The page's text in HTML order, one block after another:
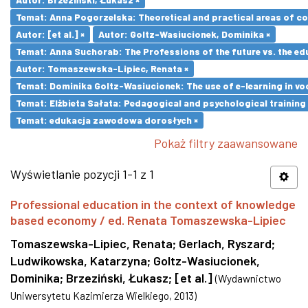
Temat: Anna Pogorzelska: Theoretical and practical areas of
Autor: [et al.] ×
Autor: Goltz-Wasiucionek, Dominika ×
Temat: Anna Suchorab: The Professions of the future vs. the
Autor: Tomaszewska-Lipiec, Renata ×
Temat: Dominika Goltz-Wasiucionek: The use of e-learning in
Temat: Elżbieta Sałata: Pedagogical and psychological
Temat: edukacja zawodowa dorosłych ×
Pokaż filtry zaawansowane
Wyświetlanie pozycji 1-1 z 1
Professional education in the context of knowledge
based economy / ed. Renata Tomaszewska-Lipiec
Tomaszewska-Lipiec, Renata; Gerlach, Ryszard;
Ludwikowska, Katarzyna; Goltz-Wasiucionek,
Dominika; Brzeziński, Łukasz; [et al.] (Wydawnictwo
Uniwersytetu Kazimierza Wielkiego, 2013)